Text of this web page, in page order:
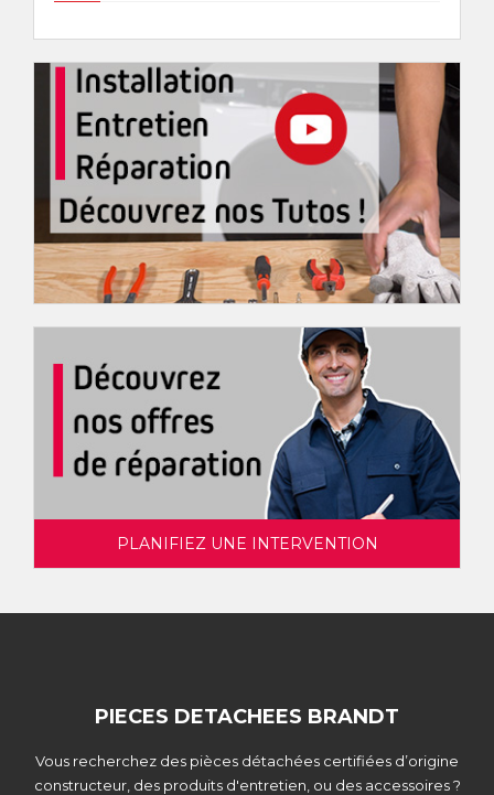
PLANIFIEZ UNE INTERVENTION
PIECES DETACHEES BRANDT
Vous recherchez des pièces détachées certifiées d’origine
constructeur, des produits d'entretien, ou des accessoires ?